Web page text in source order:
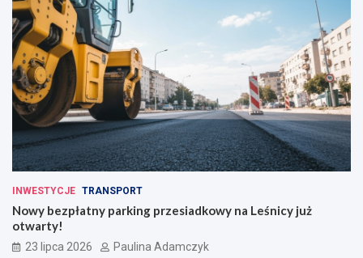
INWESTYCJE TRANSPORT
Nowy bezpłatny parking przesiadkowy na Leśnicy już
otwarty!
23 lipca 2026 Paulina Adamczyk